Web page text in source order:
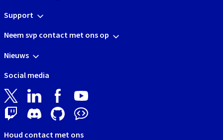
Support
Neem svp contact met ons op
Nieuws
Social media
Houd contact met ons